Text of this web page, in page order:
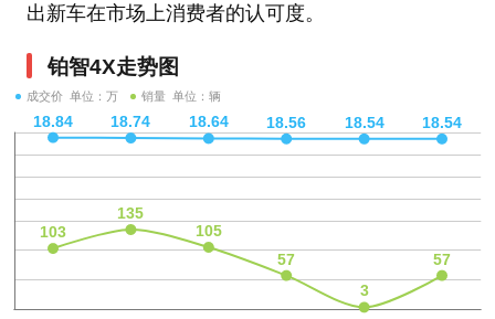
出新车在市场上消费者的认可度。
铂智4X走势图
成交价 单位：万 销量 单位：辆